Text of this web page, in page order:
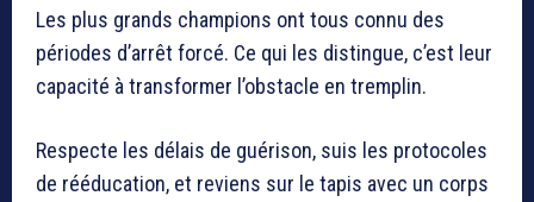
Les plus grands champions ont tous connu des
périodes d’arrêt forcé. Ce qui les distingue, c’est leur
capacité à transformer l’obstacle en tremplin.
Respecte les délais de guérison, suis les protocoles
de rééducation, et reviens sur le tapis avec un corps